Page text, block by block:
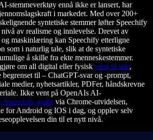
stemmeverktøy ennå ikke er lansert, har
i markedet. Med over 200+
syntetiske stemmer løfter Speechify
av realisme og innlevelse. Drevet av
og maskinlæring kan Speechify etterligne
som i naturlig tale, slik at de syntetiske
å skille fra ekte menneskestemmer.
om all digital eller fysisk tekst til tale,
til – ChatGPT-svar og -prompt,
medier, nyhetsartikler, PDFer, håndskrevne
Ikke vent på OpenAIs AI-
Speechify gratis via Chrome-utvidelsen,
for Android og IOS i dag, og opplev selv
din til et nytt nivå.